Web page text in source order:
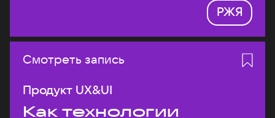
РЖЯ
Смотреть запись
Продукт UX&UI
Как технологии